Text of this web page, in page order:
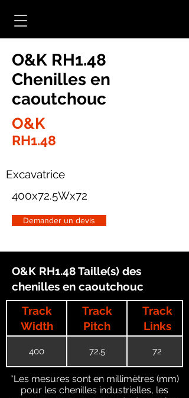
O&K RH1.48
Chenilles en
caoutchouc
O&K
RH1.48
Excavatrice
400x72.5Wx72
Demander un devis
O&K RH1.48 Taille(s) des
chenilles en caoutchouc
Track
Width
Track
Pitch
Track
Links
400 72.5 72
*Les mesures sont en millimètres (mm)
pour les chenilles industrielles, les